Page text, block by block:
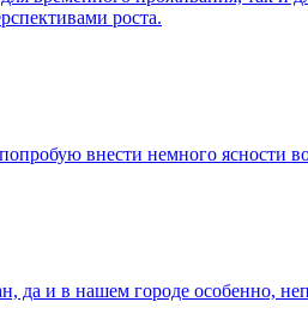
роста.
внести немного ясности
да и в нашем городе особенно,